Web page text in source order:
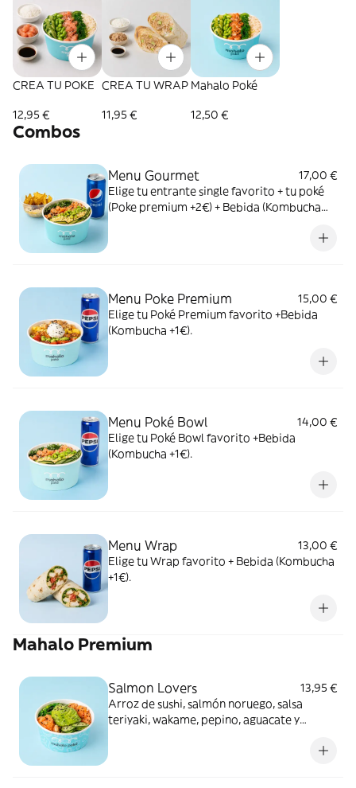
CREA TU POKE
12,95 €
CREA TU WRAP
11,95 €
Mahalo Poké
12,50 €
Combos
Menu Gourmet
17,00 €
Elige tu entrante single favorito + tu poké
(Poke premium +2€) + Bebida (Kombucha
Menu Poke Premium
15,00 €
Elige tu Poké Premium favorito +Bebida
(Kombucha +1€).
Menu Poké Bowl
14,00 €
Elige tu Poké Bowl favorito +Bebida
(Kombucha +1€).
Menu Wrap
13,00 €
Elige tu Wrap favorito + Bebida (Kombucha
+1€).
Mahalo Premium
Salmon Lovers
13,95 €
Arroz de sushi, salmón noruego, salsa
teriyaki, wakame, pepino, aguacate y